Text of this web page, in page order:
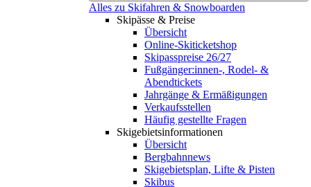
Alles zu Skifahren & Snowboarden
Skipässe & Preise
Übersicht
Online-Skiticketshop
Skipasspreise 26/27
Fußgänger:innen-, Rodel- &
Abendtickets
Jahrgänge & Ermäßigungen
Verkaufsstellen
Häufig gestellte Fragen
Skigebiets­informationen
Übersicht
Bergbahnnews
Skigebietsplan, Lifte & Pisten
Skibus